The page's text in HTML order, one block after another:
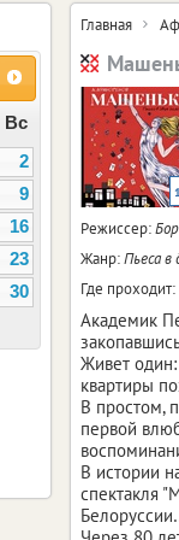
Главная
Режиссер:
Жанр:Пьеса в
Где проходит:
Академик
Живет один:
квартиры
В простом,
первой
В истории
спектакля
Вс
2
9
16
23
30